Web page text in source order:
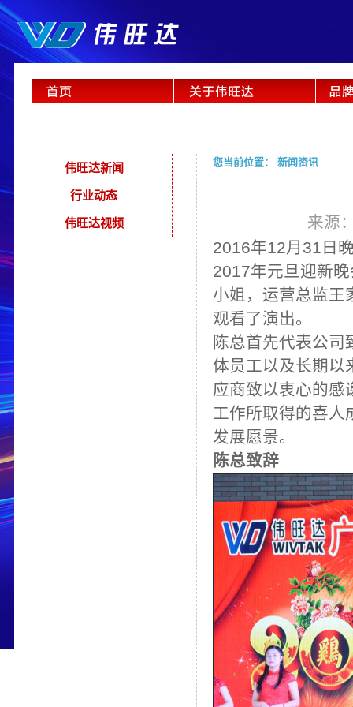
伟旺达新闻
行业动态
伟旺达视频
您当前位置： 新闻资讯
来源
2016年12月31 日
2017年元旦迎新
小姐，运营总监王
观看了演出。
陈总首先代表公司
体员工以及长期以
应商致以衷心的感
工作所取得的喜人
发展愿景。
陈总致辞